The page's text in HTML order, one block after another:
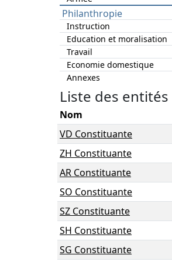
Philanthropie
Instruction
Education et moralisation
Travail
Economie domestique
Annexes
Liste des entités
Nom
VD Constituante
ZH Constituante
AR Constituante
SO Constituante
SZ Constituante
SH Constituante
SG Constituante